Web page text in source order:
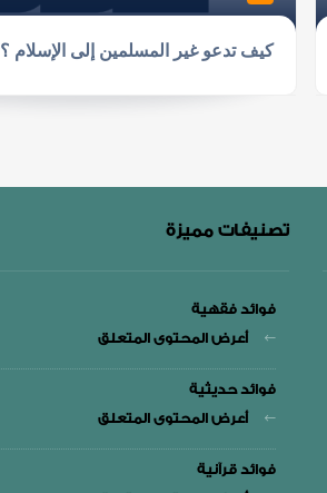
كيف تدعو غير المسلمين إلى الإسلام ؟
تصنيفات مميزة
فوائد فقهية
أعرض المحتوى المتعلق
فوائد حديثية
أعرض المحتوى المتعلق
فوائد قرآنية